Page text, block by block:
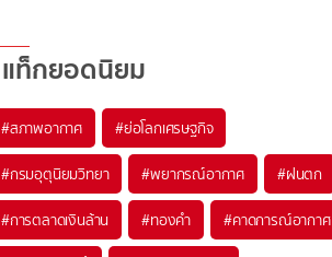
แท็กยอดนิยม
#สภาพอากาศ #ย่อโลกเศรษฐกิจ
#กรมอุตุนิยมวิทยา #พยากรณ์อากาศ #ฝนตก
#การตลาดเงินล้าน #ทองคำ #คาดการณ์อากาศ